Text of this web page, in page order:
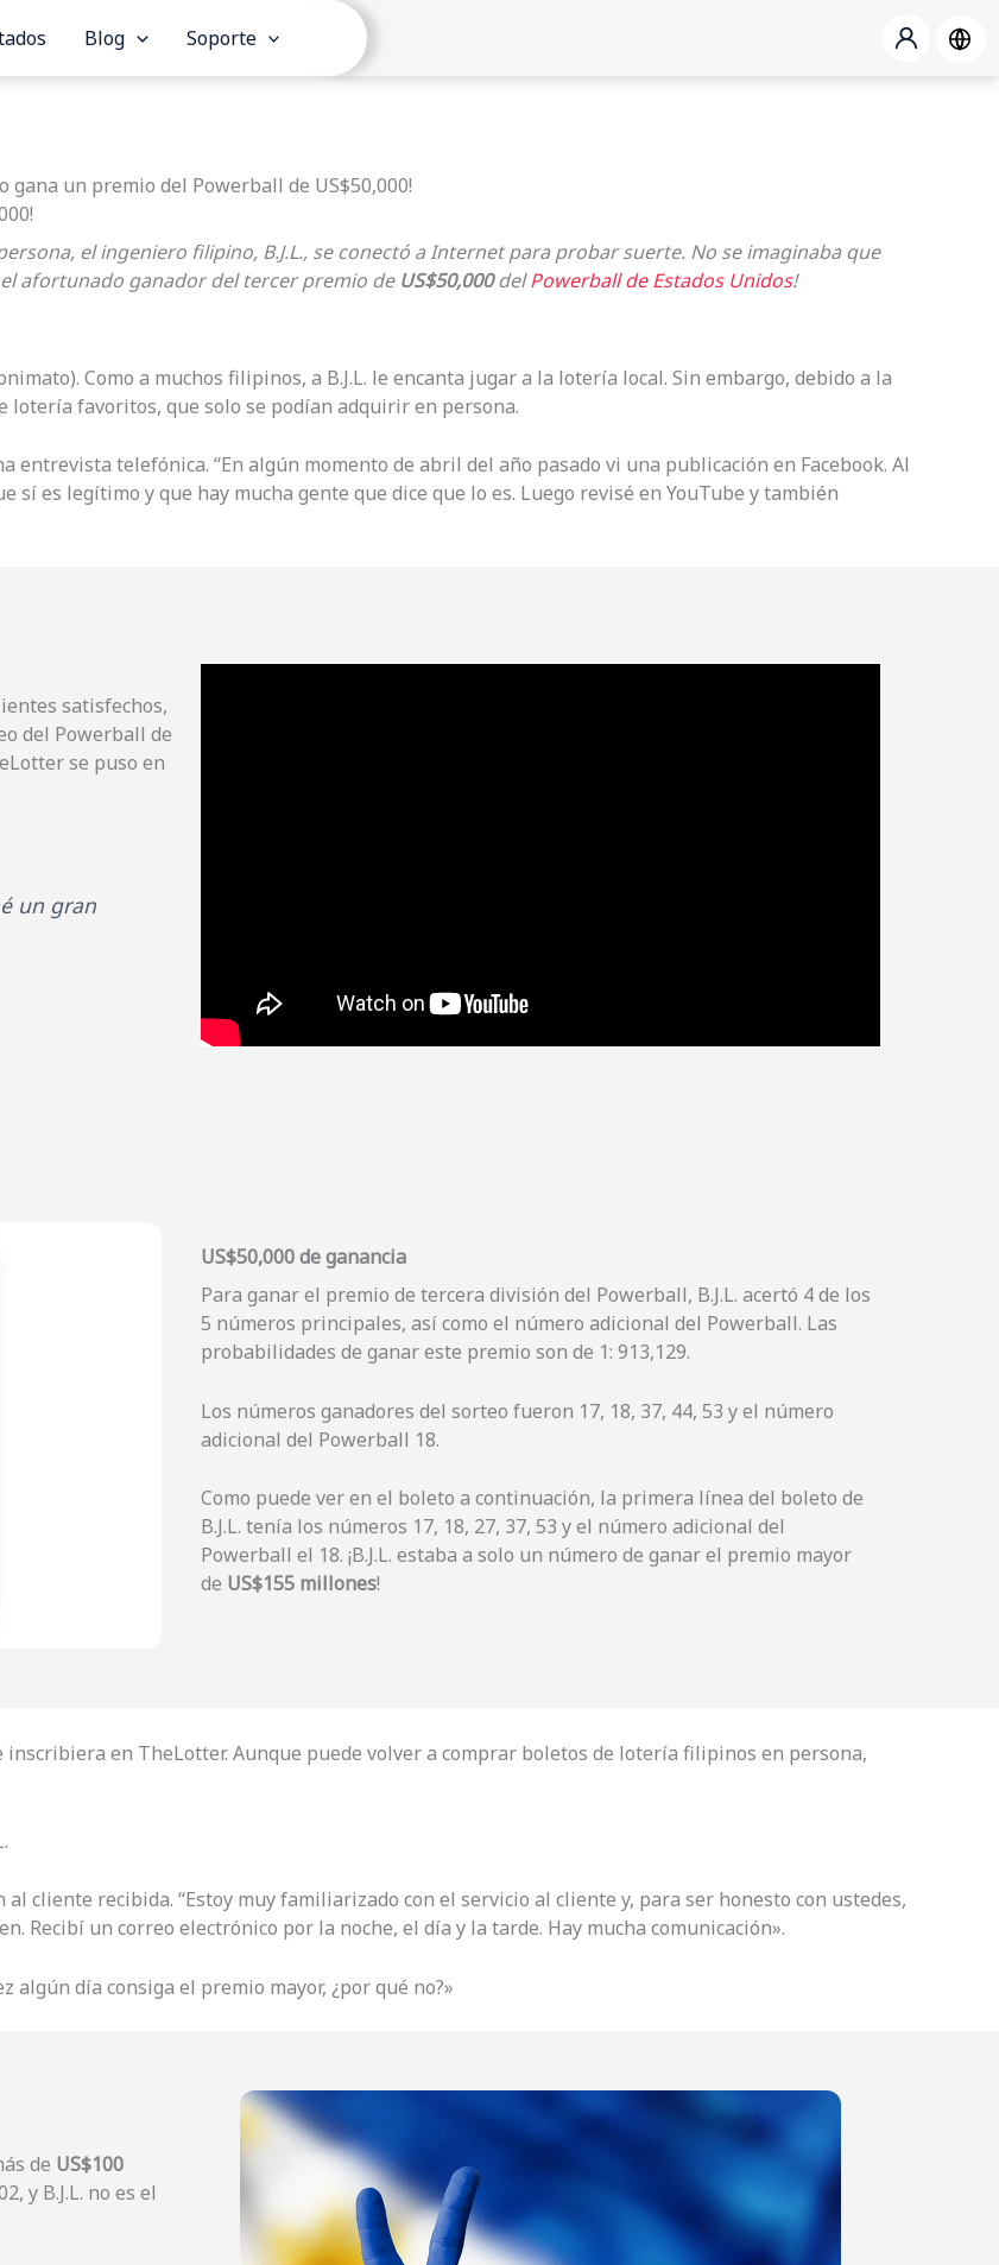
Blog Soporte
gana un premio del Powerball de US$50,000!
el ingeniero filipino, B.J.L., se conectó a Internet para probar suerte. No se imaginaba que
afortunado ganador del tercer premio de US$50,000delPowerball de Estados Unidos!
Como a muchos filipinos, a B.J.L. le encanta jugar a la lotería local. Sin embargo, debido a la
lotería favoritos, que solo se podían adquirir en persona.
entrevista telefónica. “En algún momento de abril del año pasado vi una publicación en Facebook. Al
es legítimo y que hay mucha gente que dice que lo es. Luego revisé en YouTube y también
satisfechos,
del Powerball de
se puso en
un gran
US$50,000 de ganancia
Para ganar el premio de tercera división del Powerball, B.J.L. acertó 4 de los
5 números principales, así como el número adicional del Powerball. Las
probabilidades de ganar este premio son de 1: 913,129.
Los números ganadores del sorteo fueron 17, 18, 37, 44, 53 y el número
adicional del Powerball 18.
Como puede ver en el boleto a continuación, la primera línea del boleto de
B.J.L. tenía los números 17, 18, 27, 37, 53 y el número adicional del
Powerball el 18. ¡B.J.L. estaba a solo un número de ganar el premio mayor
de US$155 millones!
inscribiera en TheLotter. Aunque puede volver a comprar boletos de lotería filipinos en persona,
cliente recibida. “Estoy muy familiarizado con el servicio al cliente y, para ser honesto con ustedes,
Recibí un correo electrónico por la noche, el día y la tarde. Hay mucha comunicación».
algún día consiga el premio mayor, ¿por qué no?»
de US$100
y B.J.L. no es el